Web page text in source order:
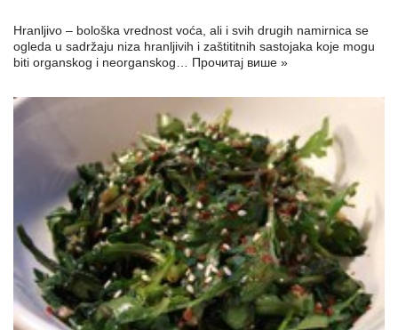
Hranljivo – bološka vrednost voća, ali i svih drugih namirnica se
ogleda u sadržaju niza hranljivih i zaštititnih sastojaka koje mogu
biti organskog i neorganskog… Прочитај више »